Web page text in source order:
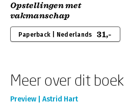
Opstellingen met
vakmanschap
Paperback | Nederlands 31,-
Meer over dit boek
Preview | Astrid Hart